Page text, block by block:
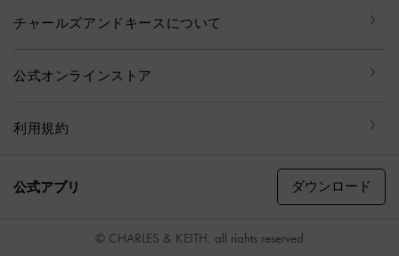
チャールズアンドキースについて
公式オンラインストア
利用規約
公式アプリ ダウンロード
© CHARLES & KEITH, all rights reserved